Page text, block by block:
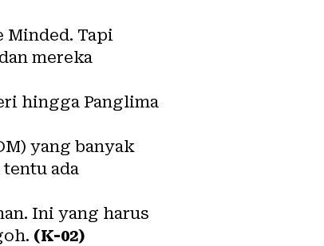
Tapi
mereka
hingga Panglima
yang banyak
ada
Ini yang harus
(K-02)